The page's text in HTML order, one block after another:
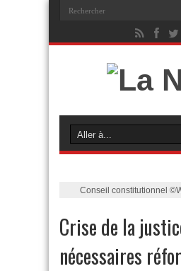
Conseil constitutionnel
Crise de la
nécessaires